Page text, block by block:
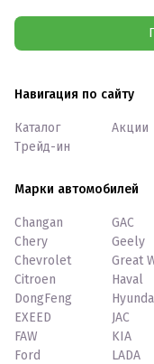
Навигация по сайту
Каталог
Трейд-ин
Акции
Марки автомобилей
Changan
Chery
Chevrolet
Citroen
DongFeng
EXEED
FAW
Ford
GAC
Geely
Great
Haval
JAC
KIA
LADA